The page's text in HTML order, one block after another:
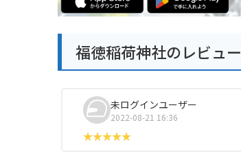
福徳稲荷神社のレビュー
未ログインユーザー
2022-08-21 16:36